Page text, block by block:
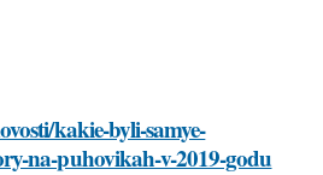
kakie-byli-samye-
na-puhovikah-v-2019-godu